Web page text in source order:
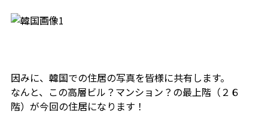
因みに、韓国での住居の写真を皆様に共有します。
なんと、この高層ビル？マンション？の最上階（２６
階）が今回の住居になります！